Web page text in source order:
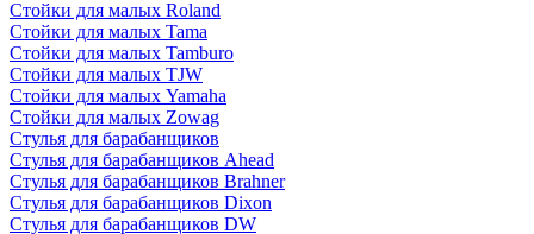
Стойки для малых Roland
Стойки для малых Tama
Стойки для малых Tamburo
Стойки для малых TJW
Стойки для малых Yamaha
Стойки для малых Zowag
Стулья для барабанщиков
Стулья для барабанщиков Ahead
Стулья для барабанщиков Brahner
Стулья для барабанщиков Dixon
Стулья для барабанщиков DW